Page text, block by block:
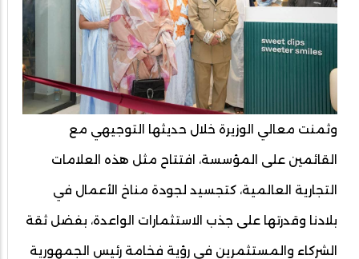
وثمنت معالي الوزيرة خلال حديثها التوجيهي مع
القائمين على المؤسسة، افتتاح مثل هذه العلامات
التجارية العالمية، كتجسيد لجودة مناخ الأعمال في
بلادنا وقدرتها على جذب الاستثمارات الواعدة، بفضل ثقة
الشركاء والمستثمرين في رؤية فخامة رئيس الجمهورية